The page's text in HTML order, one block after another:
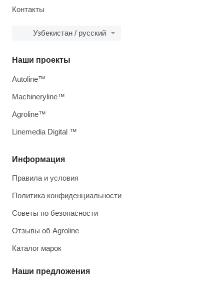
Контакты
Узбекистан / русский
Информация
Правила и условия
Политика конфиденциальности
Советы по безопасности
Отзывы об Agroline
Каталог марок
Наши предложения
Наши проекты
Autoline™
Machineryline™
Agroline™
Linemedia Digital ™